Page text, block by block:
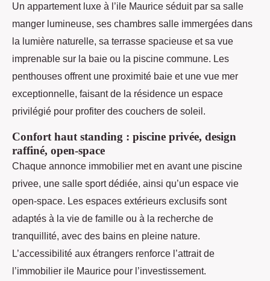
Un appartement luxe à l’ile Maurice séduit par sa salle
manger lumineuse, ses chambres salle immergées dans
la lumière naturelle, sa terrasse spacieuse et sa vue
imprenable sur la baie ou la piscine commune. Les
penthouses offrent une proximité baie et une vue mer
exceptionnelle, faisant de la résidence un espace
privilégié pour profiter des couchers de soleil.
Confort haut standing : piscine privée, design
raffiné, open-space
Chaque annonce immobilier met en avant une piscine
privee, une salle sport dédiée, ainsi qu’un espace vie
open-space. Les espaces extérieurs exclusifs sont
adaptés à la vie de famille ou à la recherche de
tranquillité, avec des bains en pleine nature.
L’accessibilité aux étrangers renforce l’attrait de
l’immobilier ile Maurice pour l’investissement.